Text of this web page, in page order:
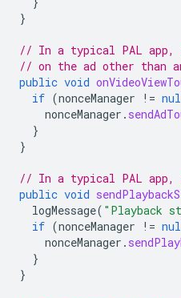
}
// In a typical PAL app,
// on the ad other than
public void
if (nonceManager !=
nonceManager .
}
}
// In a typical PAL app,
public void
logMessage( "Playback
if (nonceManager !=
nonceManager .
}
}